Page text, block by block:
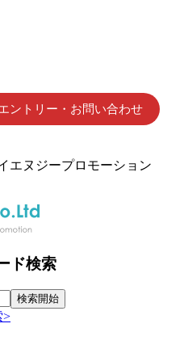
ントリー・お問い合わせ
エヌジープロモーション
ド検索
>